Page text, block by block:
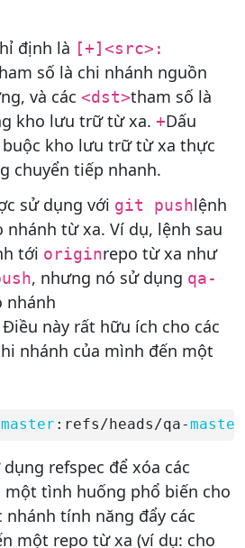
định là [+]<src>:
số là chi nhánh nguồn
và các <dst>tham số là
kho lưu trữ từ xa. +Dấu
kho lưu trữ từ xa thực
chuyển tiếp nhanh.
sử dụng với git pushlệnh
nhánh từ xa. Ví dụ, lệnh sau
tới originrepo từ xa như
, nhưng nó sử dụng qa-
nhánh
này rất hữu ích cho các
nhánh của mình đến một
master :refs/heads/qa-master
refspec để xóa các
tình huống phổ biến cho
nhánh tính năng đẩy các
một repo từ xa (ví dụ: cho